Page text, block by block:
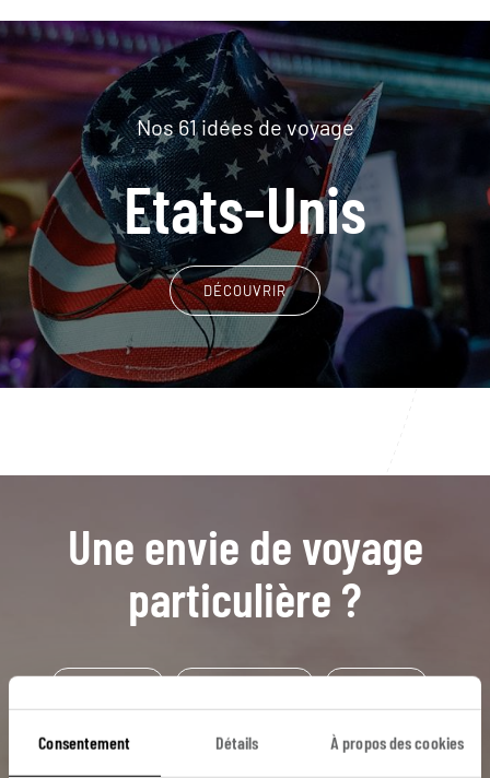
Consentement Détails À propos des cookies
Nos 61 idées de voyage
Etats-Unis
DÉCOUVRIR
Une envie de voyage
particulière ?